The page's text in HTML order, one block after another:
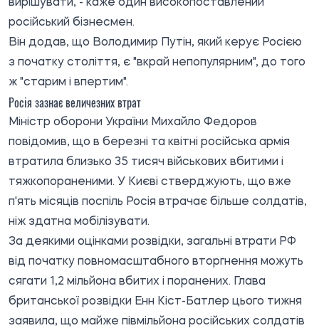
вирішувати, - каже один високопоставлений
російський бізнесмен.
Він додав, що Володимир Путін, який керує Росією
з початку століття, є "вкрай непопулярним", до того
ж "старим і впертим".
Росія зазнає величезних втрат
Міністр оборони України Михайло Федоров
повідомив, що в березні та квітні російська армія
втратила близько 35 тисяч військових вбитими і
тяжкопораненими. У Києві стверджують, що вже
п'ять місяців поспіль Росія втрачає більше солдатів,
ніж здатна мобілізувати.
За деякими оцінками розвідки, загальні втрати РФ
від початку повномасштабного вторгнення можуть
сягати 1,2 мільйона вбитих і поранених. Глава
британської розвідки Енн Кіст-Батлер цього тижня
заявила, що майже півмільйона російських солдатів